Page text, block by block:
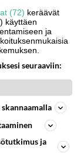
sinne
, toteaa
kirjoittaa
toinen
joista
mitkä ovat
Seuraavaksi
(72) keräävät
käyttäen
ja
seuraaviin:
ja